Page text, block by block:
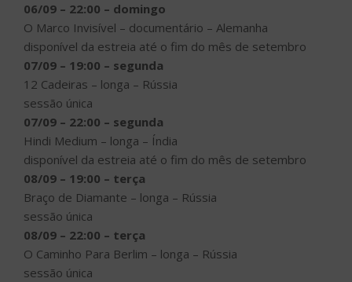
06/09 – 22:00 – domingo
O Marco Invisível – documentário – Alemanha
disponível da estreia até o fim do mês de setembro
07/09 – 19:00 – segunda
12 Cadeiras – longa – Rússia
sessão única
07/09 – 22:00 – segunda
Hindi Medium – longa – Índia
disponível da estreia até o fim do mês de setembro
08/09 – 19:00 – terça
Braço de Diamante – longa – Rússia
sessão única
08/09 – 22:00 – terça
O Caminho Para Berlim – longa – Rússia
sessão única